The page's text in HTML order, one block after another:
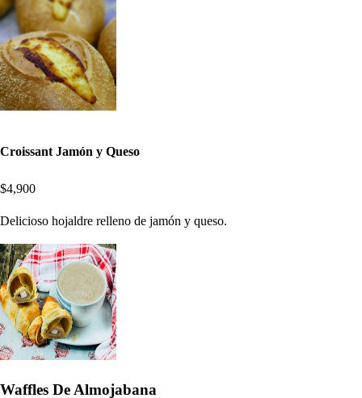
Croissant Jamón y Queso
$4,900
Delicioso hojaldre relleno de jamón y queso.
Waffles De Almojabana